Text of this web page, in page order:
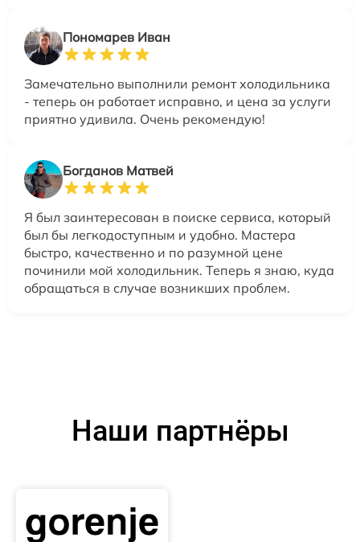
Пономарев Иван
Замечательно выполнили ремонт холодильника
- теперь он работает исправно, и цена за услуги
приятно удивила. Очень рекомендую!
Богданов Матвей
Я был заинтересован в поиске сервиса, который
был бы легкодоступным и удобно. Мастера
быстро, качественно и по разумной цене
починили мой холодильник. Теперь я знаю, куда
обращаться в случае возникших проблем.
Наши партнёры